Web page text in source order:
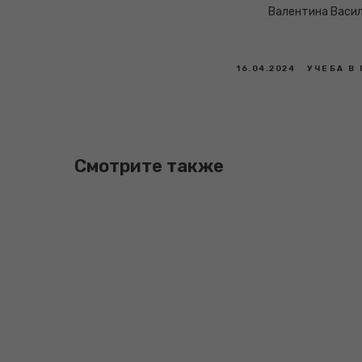
Валентина
16.04.2024 УЧЕБА В
Смотрите также